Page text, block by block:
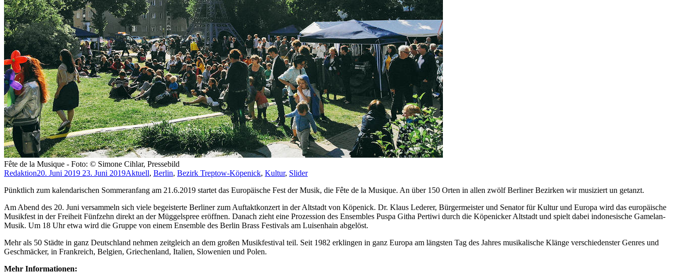
Fête de la Musique - Foto: © Simone Cihlar, Pressebild
Redaktion20. Juni 2019 23. Juni 2019Aktuell, Berlin, Bezirk Treptow-Köpenick, Kultur, Slider
Pünktlich zum kalendarischen Sommeranfang am 21.6.2019 startet das Europäische Fest der Musik, die Fête de la Musique. An über 150 Orten in allen zwölf Berliner Bezirken wir musiziert un getanzt.
Am Abend des 20. Juni versammeln sich viele begeisterte Berliner zum Auftaktkonzert in der Altstadt von Köpenick. Dr. Klaus Lederer, Bürgermeister und Senator für Kultur und Europa wird das europäische
Musikfest in der Freiheit Fünfzehn direkt an der Müggelspree eröffnen. Danach zieht eine Prozession des Ensembles Puspa Githa Pertiwi durch die Köpenicker Altstadt und spielt dabei indonesische Gamelan-
Musik. Um 18 Uhr etwa wird die Gruppe von einem Ensemble des Berlin Brass Festivals am Luisenhain abgelöst.
Mehr als 50 Städte in ganz Deutschland nehmen zeitgleich an dem großen Musikfestival teil. Seit 1982 erklingen in ganz Europa am längsten Tag des Jahres musikalische Klänge verschiedenster Genres und
Geschmäcker, in Frankreich, Belgien, Griechenland, Italien, Slowenien und Polen.
Mehr Informationen: